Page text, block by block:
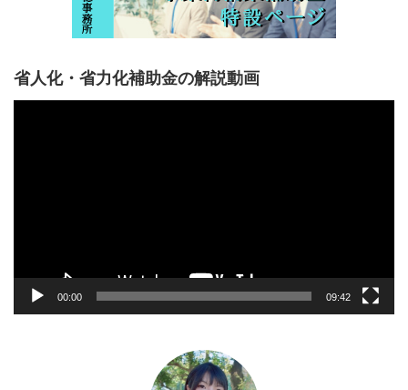
省人化・省力化補助金の解説動画
00:00 09:42